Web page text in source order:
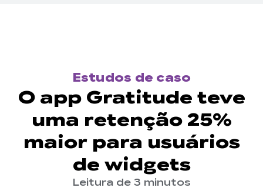
Estudos de caso
O app Gratitude teve
uma retenção 25%
maior para usuários
de widgets
Leitura de 3 minutos